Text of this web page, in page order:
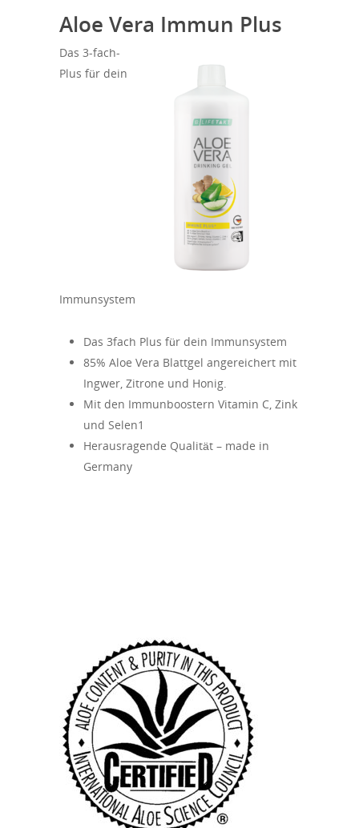
Aloe Vera Immun Plus
Das 3-fach-
Plus für dein
Immunsystem
Das 3fach Plus für dein Immunsystem
85% Aloe Vera Blattgel angereichert mit
Ingwer, Zitrone und Honig.
Mit den Immunboostern Vitamin C, Zink
und Selen1
Herausragende Qualität – made in
Germany